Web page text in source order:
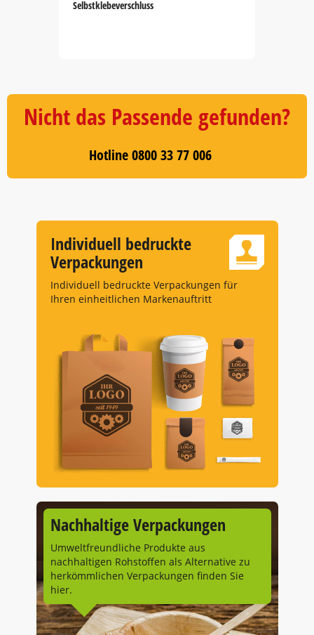
Selbstklebeverschluss
5
Nicht das Passende gefunden?
Hotline 0800 33 77 006
Individuell bedruckte
Verpackungen
Individuell bedruckte Verpackungen für
Ihren einheitlichen Markenauftritt
Nachhaltige Verpackungen
Umweltfreundliche Produkte aus
nachhaltigen Rohstoffen als Alternative zu
herkömmlichen Verpackungen finden Sie
hier.